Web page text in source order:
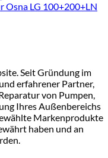
Osna LG 100+200+LN
Seit Gründung im
erfahrener Partner,
von Pumpen,
Ihres Außenbereichs
Markenprodukte
haben und an